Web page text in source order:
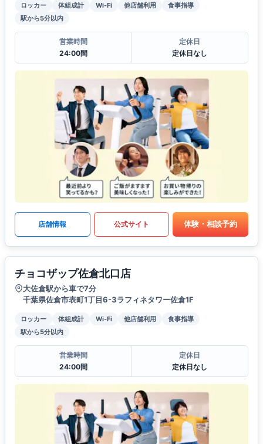
ロッカー 体組成計 Wi-Fi 他店舗利用
食事指導
駅から5分以内
営業時間
24:00間
定休日
定休日なし
店舗情報 公式サイト 体験・相談予約
チョコザップ佐倉北口店
大佐倉駅から車で7分
千葉県佐倉市表町1丁目6-3ラフィネタワー佐倉1F
ロッカー 体組成計 Wi-Fi 他店舗利用
食事指導
駅から5分以内
営業時間
24:00間
定休日
定休日なし